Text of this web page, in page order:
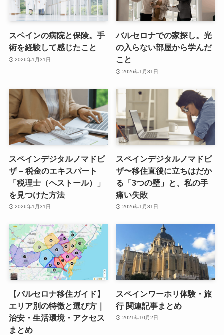
スペインの病院と保険。手
術を経験して感じたこと
2026年1月31日
バルセロナでの家探し。光
の入らない部屋から学んだ
こと
2026年1月31日
スペインデジタルノマドビ
ザ – 税金のエキスパート
「税理士（ヘストール）」
を見つけた方法
2026年1月31日
スペインデジタルノマドビ
ザ〜移住直後に立ちはだか
る「3つの壁」と、私の手
痛い失敗
2026年1月31日
【バルセロナ移住ガイド】
エリア別の特徴と選び方｜
治安・生活環境・アクセス
まとめ
スペインワーホリ体験・旅
行 関連記事まとめ
2021年10月2日